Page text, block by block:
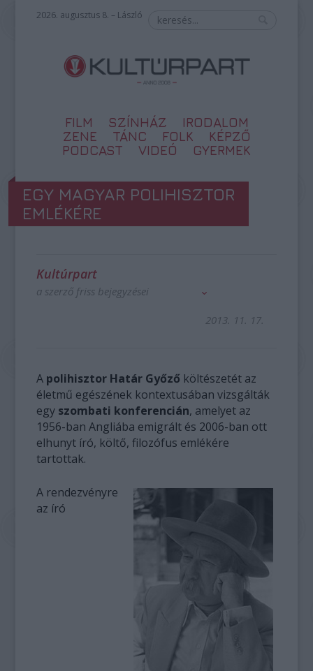
2026. augusztus 8. – László
FILM SZÍNHÁZ
IRODALOM
ZENE
TÁNC FOLK
KÉPZŐ
PODCAST
VIDEÓ GYERMEK
EGY MAGYAR POLIHISZTOR
EMLÉKÉRE
Kultúrpart
a szerző friss bejegyzései
2013. 11. 17.
A polihisztor Határ Győző költészetét az
életmű egészének kontextusában vizsgálták
egy szombati konferencián, amelyet az
1956-ban Angliába emigrált és 2006-ban ott
elhunyt író, költő, filozófus emlékére
tartottak.
A rendezvényre
az író